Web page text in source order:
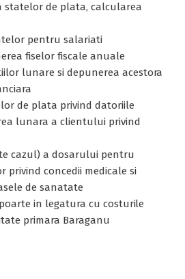
statelor de plata, calcularea
pentru salariati
fiselor fiscale anuale
lunare si depunerea acestora
de plata privind datoriile
lunara a clientului privind
cazul) a dosarului pentru
privind concedii medicale si
de sanatate
in legatura cu costurile
primara Baraganu